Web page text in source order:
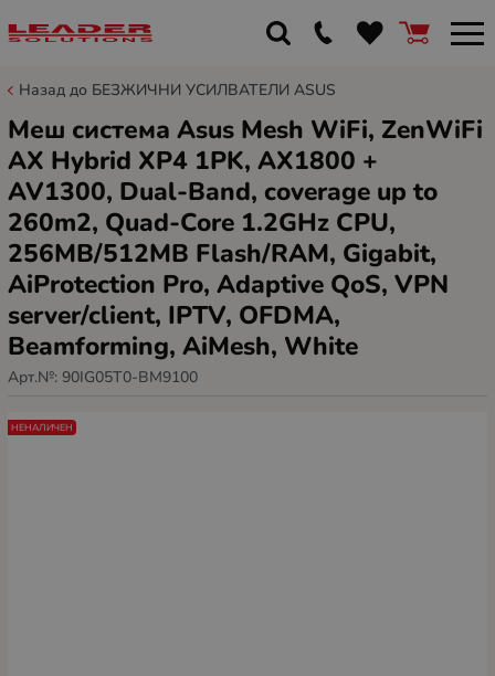
Назад до БЕЗЖИЧНИ УСИЛВАТЕЛИ ASUS
Меш система Asus Mesh WiFi, ZenWiFi
AX Hybrid XP4 1PK, AX1800 +
AV1300, Dual-Band, coverage up to
260m2, Quad-Core 1.2GHz CPU,
256MB/512MB Flash/RAM, Gigabit,
AiProtection Pro, Adaptive QoS, VPN
server/client, IPTV, OFDMA,
Beamforming, AiMesh, White
Арт.№: 90IG05T0-BM9100
НЕНАЛИЧЕН